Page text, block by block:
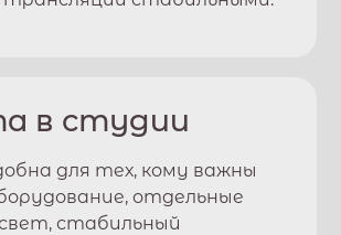
в студии
для тех, кому важны
отдельные
стабильный